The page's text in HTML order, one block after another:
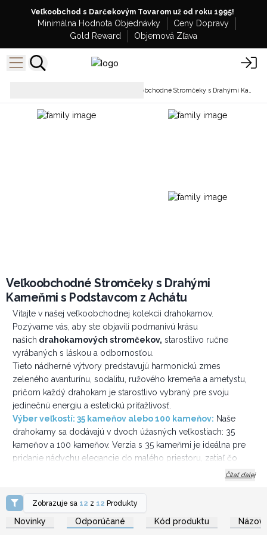
Veľkoobchod s Darčekovým Tovarom už od roku 1995!
Minimálna Hodnota Objednávky
Ceny Dopravy
Gold Reward
Objemová Zľava
Veľkoobchodné Stromčeky s Drahými
Kameňmi s Podstavcom z Achátu
Vitajte v našej veľkoobchodnej kolekcii drahokamov.
Pozývame vás, aby ste objavili podmanivú krásu
našich drahokamových stromčekov, starostlivo ručne
vyrábaných s láskou a odbornosťou.
Tieto nádherné výtvory predstavujú harmonickú zmes
zeleného avanturínu, sodalitu, ružového kremeňa a ametystu,
pričom každý drahokam je starostlivo vybraný pre svoju
jedinečnú energiu a estetickú príťažlivosť.
Výber veľkostí: 35 kameňov alebo 100 kameňov: Naše
drahokamy sa dodávajú v dvoch úžasných veľkostiach: 35
kameňov a 100 kameňov. Verzia s 35 kameňmi je ideálna pre
pridanie nádychu elegancie do malého priestoru, zatiaľ čo
uchvátení zložitým remeselným spracovaním a pulzujúcou
energiou, ktorú vyžarujú.
Základňa vytvorená z achátu:
Na dokončenie tohto
Čítať ďalej
Zobrazuje sa 12 z 12 Produkty
Novinky Odporúčané Kód produktu Názov
Prihláste sa alebo
zaregistrujte sa pre
veľkoobchodné ceny
zaregistrujte sa pre
veľkoobchodné ceny